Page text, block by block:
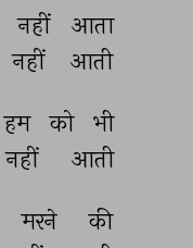
नहीं
आता
नहीं आती
हम को
भी
नहीं आती
मरने
की